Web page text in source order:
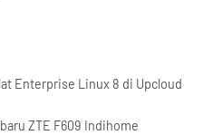
Enterprise Linux 8 di Upcloud
ZTE F609 Indihome